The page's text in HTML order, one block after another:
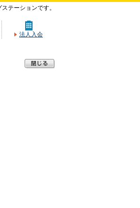
テーションです。
法人入会